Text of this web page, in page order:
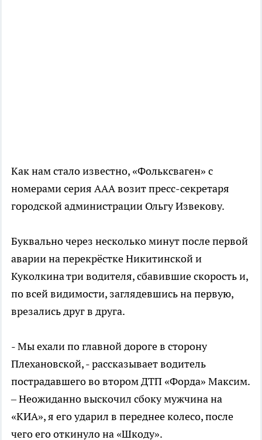
Как нам стало известно, «Фольксваген» с
номерами серия ААА возит пресс-секретаря
городской администрации Ольгу Извекову.
Буквально через несколько минут после первой
аварии на перекрёстке Никитинской и
Куколкина три водителя, сбавившие скорость и,
по всей видимости, заглядевшись на первую,
врезались друг в друга.
- Мы ехали по главной дороге в сторону
Плехановской, - рассказывает водитель
пострадавшего во втором ДТП «Форда» Максим.
– Неожиданно выскочил сбоку мужчина на
«КИА», я его ударил в переднее колесо, после
чего его откинуло на «Шкоду».